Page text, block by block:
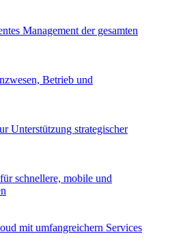
Management der gesamten
Betrieb und
Unterstützung strategischer
schnellere, mobile und
mit umfangreichern Services